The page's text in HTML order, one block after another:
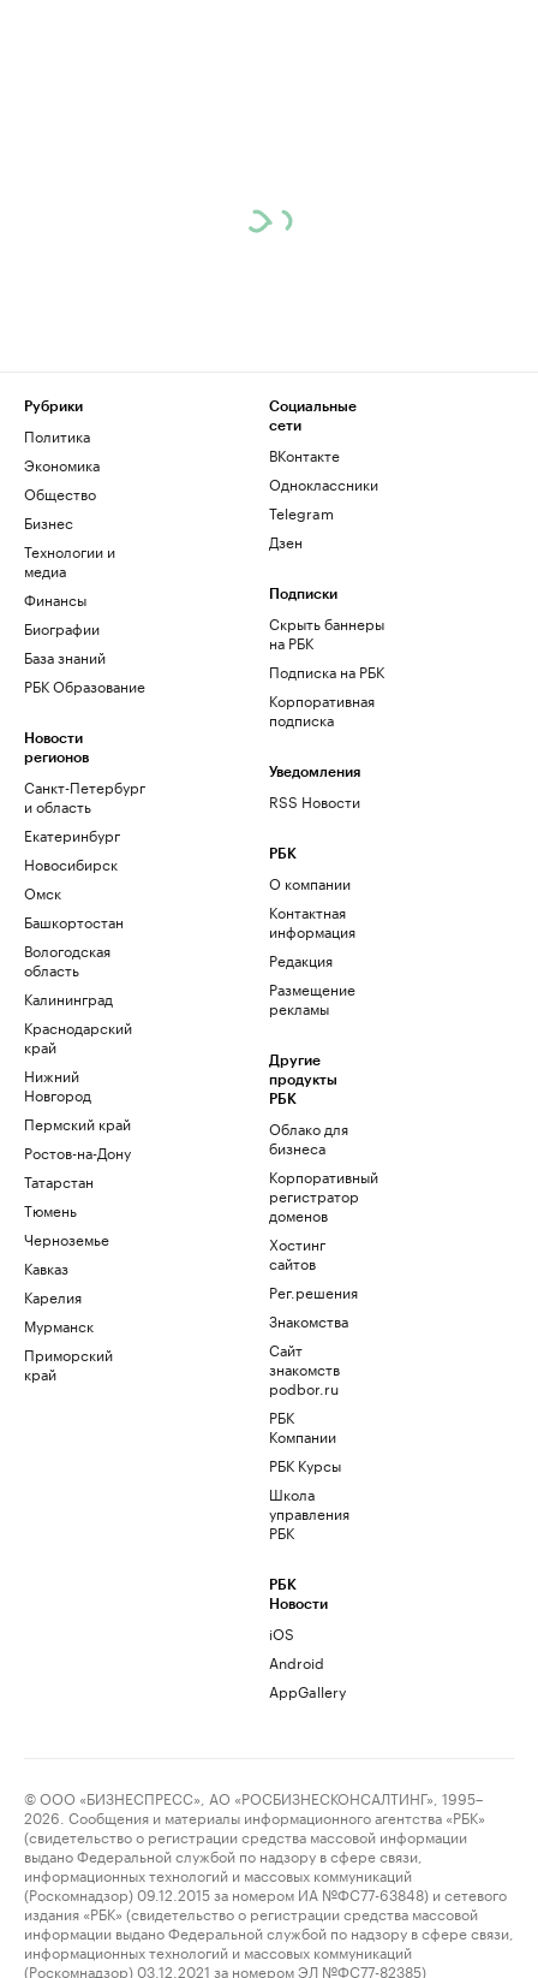
Рубрики
Политика
Экономика
Общество
Бизнес
Технологии и
медиа
Финансы
Биографии
База знаний
РБК Образование
Новости
регионов
Санкт-Петербург
и область
Екатеринбург
Новосибирск
Омск
Башкортостан
Вологодская
область
Калининград
Краснодарский
край
Нижний
Новгород
Пермский край
Ростов-на-Дону
Татарстан
Тюмень
Черноземье
Кавказ
Карелия
Мурманск
Приморский
край
Социальные
сети
ВКонтакте
Одноклассники
Telegram
Дзен
Подписки
Скрыть баннеры
на РБК
Подписка на РБК
Корпоративная
подписка
Уведомления
RSS Новости
РБК
О компании
Контактная
информация
Редакция
Размещение
рекламы
Другие
продукты
РБК
Облако для
бизнеса
Корпоративный
регистратор
доменов
Хостинг
сайтов
Рег.решения
Знакомства
Сайт
знакомств
podbor.ru
РБК
Компании
РБК Курсы
Школа
управления
РБК
РБК
Новости
iOS
Android
AppGallery
© ООО «БИЗНЕСПРЕСС», АО «РОСБИЗНЕСКОНСАЛТИНГ», 1995–
2026. Сообщения и материалы информационного агентства «РБК»
(свидетельство о регистрации средства массовой информации
выдано Федеральной службой по надзору в сфере связи,
информационных технологий и массовых коммуникаций
(Роскомнадзор) 09.12.2015 за номером ИА №ФС77-63848) и сетевого
издания «РБК» (свидетельство о регистрации средства массовой
информации выдано Федеральной службой по надзору в сфере связи,
информационных технологий и массовых коммуникаций
(Роскомнадзор) 03.12.2021 за номером ЭЛ №ФС77-82385)